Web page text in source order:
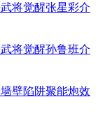
将觉醒张星彩介
将觉醒孙鲁班介
壁陷阱聚能炮效